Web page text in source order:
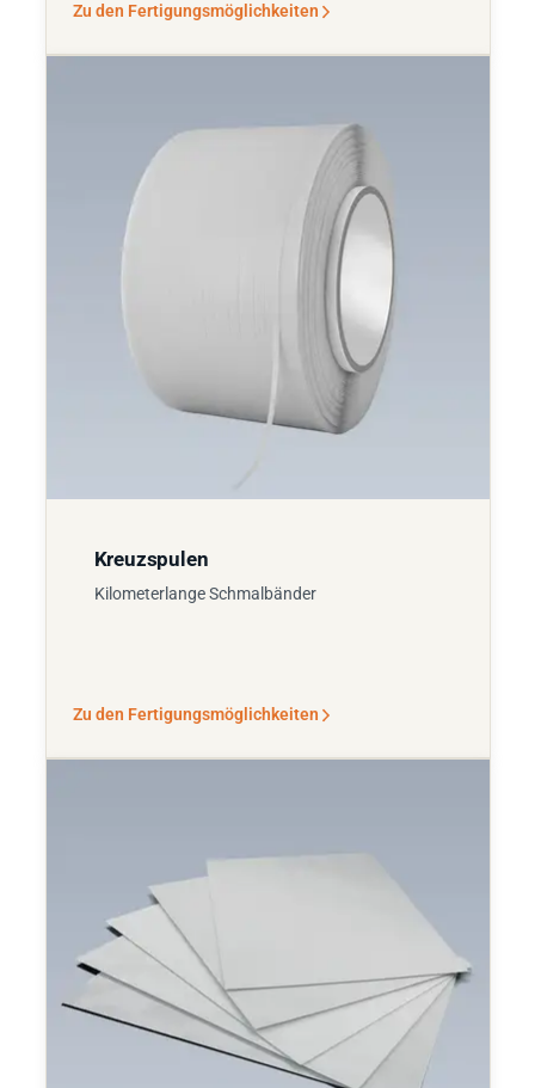
Zu den Fertigungsmöglichkeiten
Kreuzspulen
Kilometerlange Schmalbänder
Zu den Fertigungsmöglichkeiten